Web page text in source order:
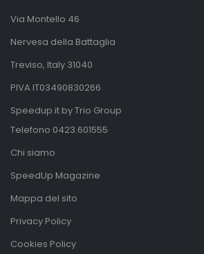
Via Montello 46
Nervesa della Battaglia
Treviso, Italy 31040
PIVA IT03490830266
Speedup.it by Trio Group
Telefono 0423.601555
Chi siamo
SpeedUp Magazine
Mappa del sito
Privacy Policy
Cookies Policy